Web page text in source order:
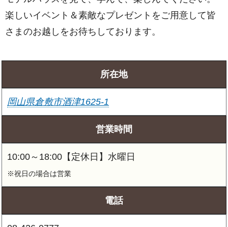
楽しいイベント＆素敵なプレゼントをご用意して皆
さまのお越しをお待ちしております。
所在地
岡山県倉敷市酒津1625-1
営業時間
10:00～18:00【定休日】水曜日
※祝日の場合は営業
電話